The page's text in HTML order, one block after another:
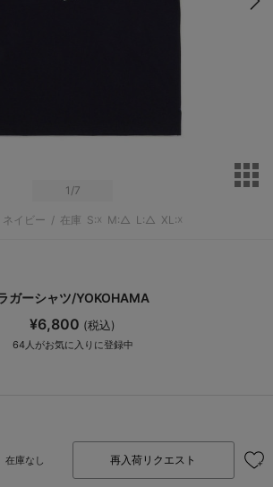
1 /7
ネイビー / 在庫 S:☓ M:△ L:△ XL:☓
ガーシャツ/YOKOHAMA
¥6,800 (税込)
64 人がお気に入りに登録中
在庫なし 再入荷リクエスト